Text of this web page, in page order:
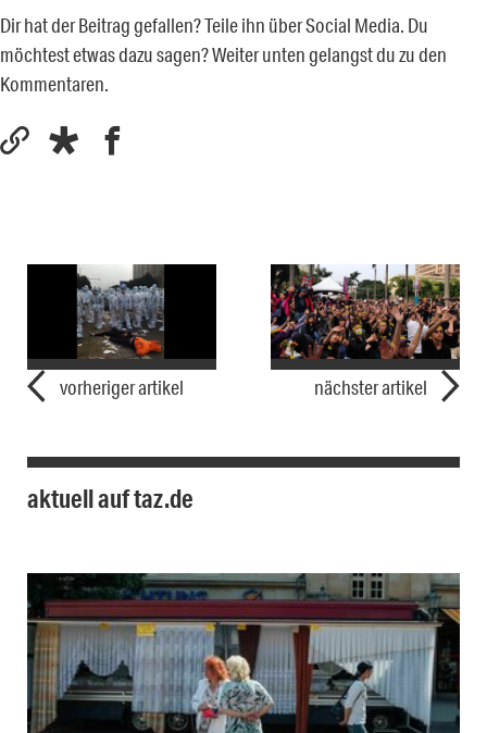
Dir hat der Beitrag gefallen? Teile ihn über Social Media. Du
möchtest etwas dazu sagen? Weiter unten gelangst du zu den
Kommentaren.
vorheriger artikel nächster artikel
aktuell auf taz.de